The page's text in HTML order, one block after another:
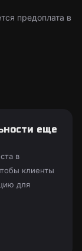
предоплата в
еще
в
клиенты
для